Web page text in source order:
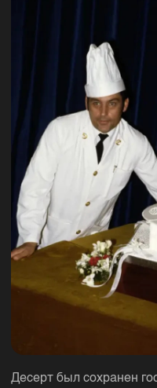
Десерт был сохранен